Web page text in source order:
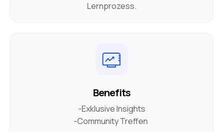
Lernprozess.
Benefits
-Exklusive Insights
-Community Treffen